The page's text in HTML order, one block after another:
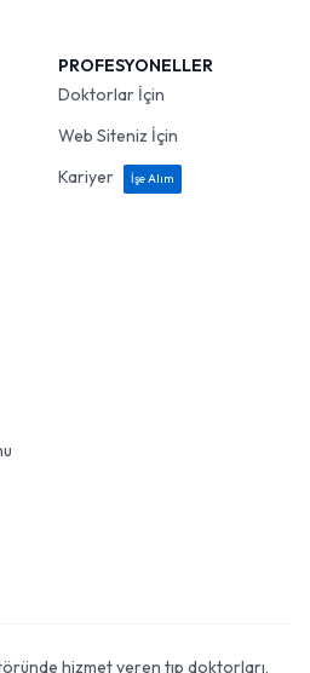
PROFESYONELLER
Doktorlar İçin
Web Siteniz İçin
Kariyer
İşe Alım
hizmet veren tıp doktorları,